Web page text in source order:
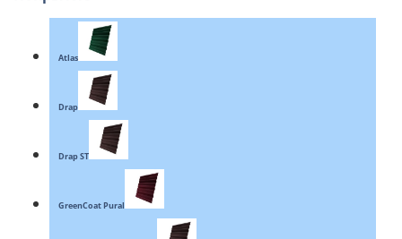
Atlas
Drap
Drap ST
GreenCoat Pural